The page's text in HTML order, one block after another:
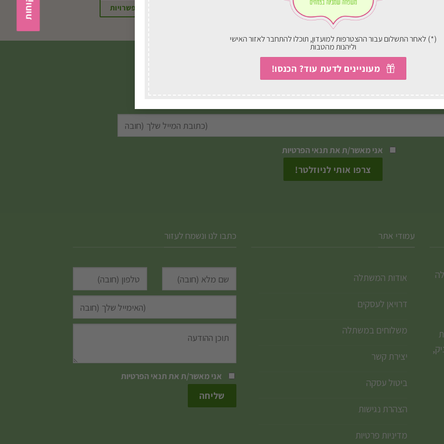
(*) לאחר התשלום עבור ההצטרפות למועדון, תוכלו להתחבר לאזור האישי
וליהנות מהטבות
מעוניינים לדעת עוד? הכנסו!
בחירת אפשרויות
זה
יש
מספר
סוגים.
לבחור
בעמוד
בחירת אפשרויות בחירת אפשרויות
הצטרפו לניוזלטר שלנו
אני מאשר/ת את תנאי הפרטיות
עמודי אתר
אודות המשתלה
דרויאן לעסקים
משלוחים במשתלה
יצירת קשר
ביטול עסקה
הצהרת נגישות
מדיניות פרטיות
כתבו לנו ונשמח לעזור
אני מאשר/ת אתתנאי הפרטיות